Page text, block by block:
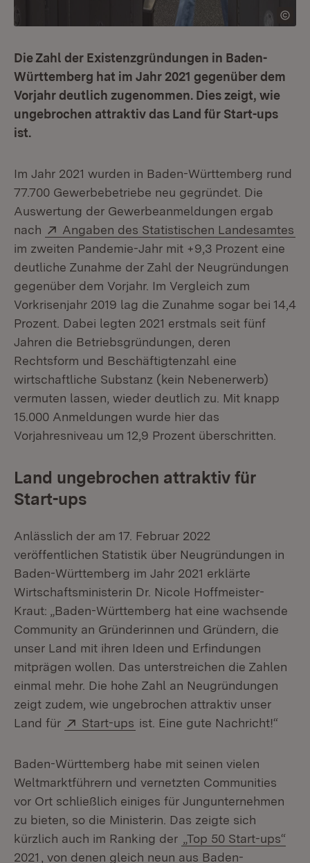
Die Zahl der Existenzgründungen in Baden-
Württemberg hat im Jahr 2021 gegenüber dem
Vorjahr deutlich zugenommen. Dies zeigt, wie
ungebrochen attraktiv das Land für Start-ups
ist.
Im Jahr 2021 wurden in Baden-Württemberg rund
77.700 Gewerbebetriebe neu gegründet. Die
Auswertung der Gewerbeanmeldungen ergab
nach
Extern:
Angaben des Statistischen Landesamtes
im zweiten Pandemie-Jahr mit +9,3 Prozent eine
deutliche Zunahme der Zahl der Neugründungen
gegenüber dem Vorjahr. Im Vergleich zum
Vorkrisenjahr 2019 lag die Zunahme sogar bei 14,4
Prozent. Dabei legten 2021 erstmals seit fünf
Jahren die Betriebsgründungen, deren
Rechtsform und Beschäftigtenzahl eine
wirtschaftliche Substanz (kein Nebenerwerb)
vermuten lassen, wieder deutlich zu. Mit knapp
15.000 Anmeldungen wurde hier das
Vorjahresniveau um 12,9 Prozent überschritten.
Land ungebrochen attraktiv für
Start-ups
Anlässlich der am 17. Februar 2022
veröffentlichen Statistik über Neugründungen in
Baden-Württemberg im Jahr 2021 erklärte
Wirtschaftsministerin Dr. Nicole Hoffmeister-
Kraut: „Baden-Württemberg hat eine wachsende
Community an Gründerinnen und Gründern, die
unser Land mit ihren Ideen und Erfindungen
mitprägen wollen. Das unterstreichen die Zahlen
einmal mehr. Die hohe Zahl an Neugründungen
zeigt zudem, wie ungebrochen attraktiv unser
Land für
Extern:
Start-ups (Öffnet in neuem Fenster)
ist. Eine gute Nachricht!“
Baden-Württemberg habe mit seinen vielen
Weltmarktführern und vernetzten Communities
vor Ort schließlich einiges für Jungunternehmen
zu bieten, so die Ministerin. Das zeigte sich
kürzlich auch im Ranking der
„Top 50 Start-ups“
2021
, von denen gleich neun aus Baden-